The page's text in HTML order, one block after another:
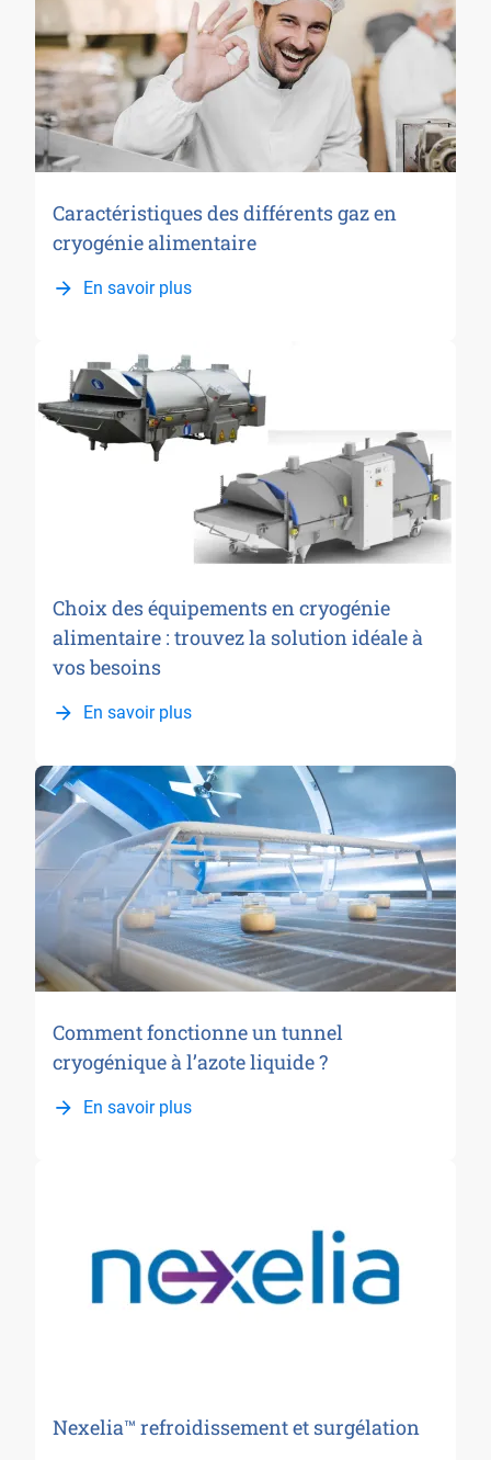
Caractéristiques des différents gaz en
cryogénie alimentaire
En savoir plus
Choix des équipements en cryogénie
alimentaire : trouvez la solution idéale à
vos besoins
En savoir plus
Comment fonctionne un tunnel
cryogénique à l’azote liquide ?
En savoir plus
Nexelia™ refroidissement et surgélation